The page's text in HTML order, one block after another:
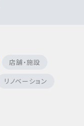
店舗・施設
リノベーション